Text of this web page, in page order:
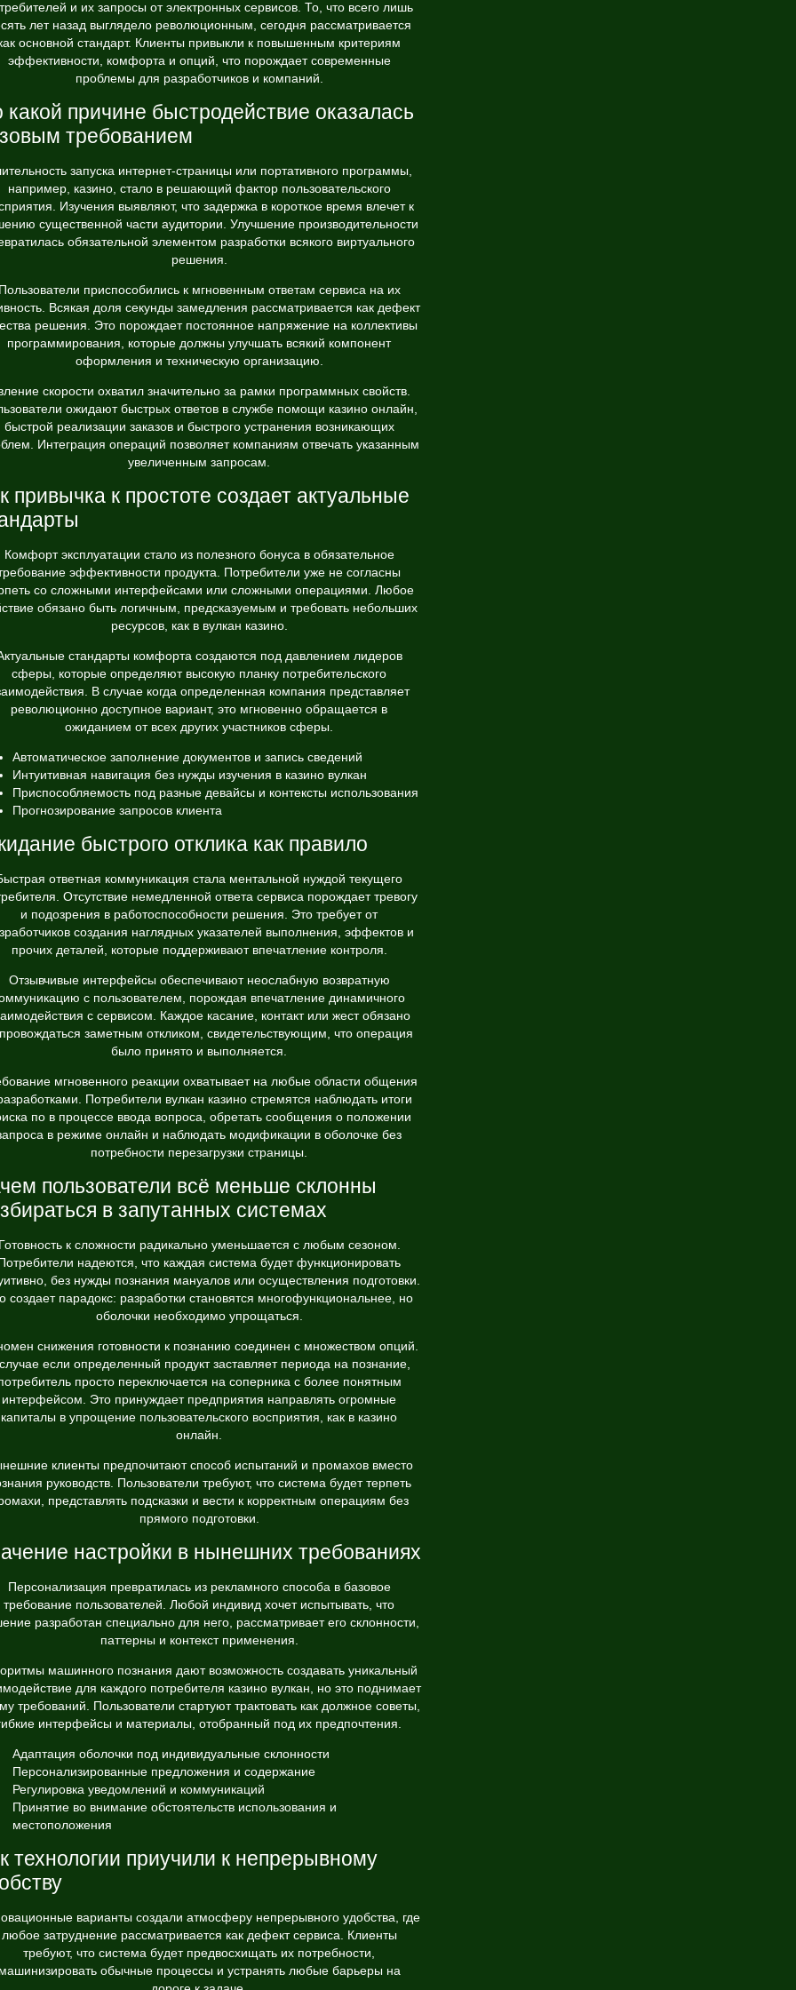
и их запросы от электронных сервисов. То, что всего лишь
лет назад выглядело революционным, сегодня рассматривается
основной стандарт. Клиенты привыкли к повышенным критериям
эффективности, комфорта и опций, что порождает современные
проблемы для разработчиков и компаний.
какой причине быстродействие оказалась
требованием
запуска интернет-страницы или портативного программы,
например, казино, стало в решающий фактор пользовательского
Изучения выявляют, что задержка в короткое время влечет к
существенной части аудитории. Улучшение производительности
обязательной элементом разработки всякого виртуального
решения.
Пользователи приспособились к мгновенным ответам сервиса на их
Всякая доля секунды замедления рассматривается как дефект
решения. Это порождает постоянное напряжение на коллективы
программирования, которые должны улучшать всякий компонент
оформления и техническую организацию.
скорости охватил значительно за рамки программных свойств.
ожидают быстрых ответов в службе помощи казино онлайн,
быстрой реализации заказов и быстрого устранения возникающих
Интеграция операций позволяет компаниям отвечать указанным
увеличенным запросам.
привычка к простоте создает актуальные
Комфорт эксплуатации стало из полезного бонуса в обязательное
эффективности продукта. Потребители уже не согласны
со сложными интерфейсами или сложными операциями. Любое
обязано быть логичным, предсказуемым и требовать небольших
ресурсов, как в вулкан казино.
стандарты комфорта создаются под давлением лидеров
сферы, которые определяют высокую планку потребительского
В случае когда определенная компания представляет
революционно доступное вариант, это мгновенно обращается в
ожиданием от всех других участников сферы.
Автоматическое заполнение документов и запись сведений
Интуитивная навигация без нужды изучения в казино вулкан
Приспособляемость под разные девайсы и контексты использования
Прогнозирование запросов клиента
быстрого отклика как правило
ответная коммуникация стала ментальной нуждой текущего
Отсутствие немедленной ответа сервиса порождает тревогу
и подозрения в работоспособности решения. Это требует от
создания наглядных указателей выполнения, эффектов и
прочих деталей, которые поддерживают впечатление контроля.
Отзывчивые интерфейсы обеспечивают неослабную возвратную
с пользователем, порождая впечатление динамичного
с сервисом. Каждое касание, контакт или жест обязано
заметным откликом, свидетельствующим, что операция
было принято и выполняется.
мгновенного реакции охватывает на любые области общения
Потребители вулкан казино стремятся наблюдать итоги
по в процессе ввода вопроса, обретать сообщения о положении
в режиме онлайн и наблюдать модификации в оболочке без
потребности перезагрузки страницы.
пользователи всё меньше склонны
в запутанных системах
Готовность к сложности радикально уменьшается с любым сезоном.
надеются, что каждая система будет функционировать
без нужды познания мануалов или осуществления подготовки.
создает парадокс: разработки становятся многофункциональнее, но
оболочки необходимо упрощаться.
снижения готовности к познанию соединен с множеством опций.
если определенный продукт заставляет периода на познание,
просто переключается на соперника с более понятным
интерфейсом. Это принуждает предприятия направлять огромные
капиталы в упрощение пользовательского восприятия, как в казино
онлайн.
клиенты предпочитают способ испытаний и промахов вместо
руководств. Пользователи требуют, что система будет терпеть
представлять подсказки и вести к корректным операциям без
прямого подготовки.
настройки в нынешних требованиях
Персонализация превратилась из рекламного способа в базовое
требование пользователей. Любой индивид хочет испытывать, что
разработан специально для него, рассматривает его склонности,
паттерны и контекст применения.
машинного познания дают возможность создавать уникальный
для каждого потребителя казино вулкан, но это поднимает
требований. Пользователи стартуют трактовать как должное советы,
интерфейсы и материалы, отобранный под их предпочтения.
Адаптация оболочки под индивидуальные склонности
Персонализированные предложения и содержание
Регулировка уведомлений и коммуникаций
Принятие во внимание обстоятельств использования и
местоположения
технологии приучили к непрерывному
варианты создали атмосферу непрерывного удобства, где
любое затруднение рассматривается как дефект сервиса. Клиенты
требуют, что система будет предвосхищать их потребности,
машинизировать обычные процессы и устранять любые барьеры на